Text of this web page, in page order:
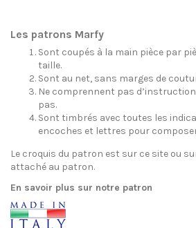
Les patrons Marfy
Sont coupés à la main pièce par
taille.
Sont au net, sans marges de
Ne comprennent pas
pas.
Sont timbrés avec toutes les
encoches et lettres pour
Le croquis du patron est sur ce site ou
attaché au patron.
En savoir plus sur notre patron